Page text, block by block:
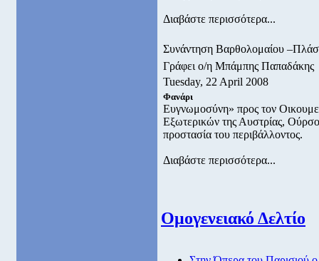
Διαβάστε περισσότερα...
Συνάντηση Βαρθολομαίου
Γράφει ο/η Μπάμπης Παπαδάκης
Tuesday, 22 April 2008
Φανάρι
Ευγνωμοσύνη» προς τον
Εξωτερικών της Αυστρίας,
προστασία του περιβάλλοντος.
Διαβάστε περισσότερα...
Ομογενειακό Δελτίο